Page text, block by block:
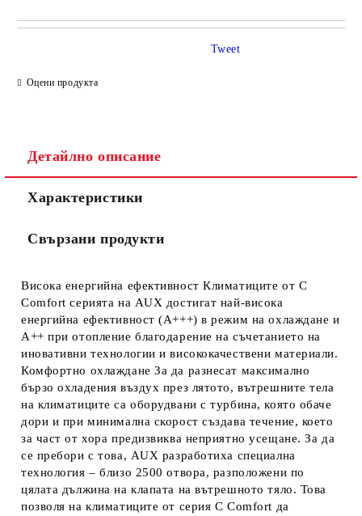
САМО ПОПЪЛНЕТЕ 4 ПОЛЕТА
Съгласен съм сПолитиката за лични данни
Ние ще се свържем с вас в рамките на работния ден.
Оцени продукта
Tweet
Детайлно описание
Характеристики
Свързани продукти
Висока енергийна ефективност Климатиците от C
Comfort серията на AUX достигат най-висока
енергийна ефективност (А+++) в режим на охлаждане и
А++ при отопление благодарение на съчетанието на
иновативни технологии и висококачествени материали.
Комфортно охлаждане За да разнесат максимално
бързо охладения въздух през лятото, вътрешните тела
на климатиците са оборудвани с турбина, която обаче
дори и при минимална скорост създава течение, което
за част от хора предизвиква неприятно усещане. За да
се пребори с това, AUX разработиха специална
технология – близо 2500 отвора, разположени по
цялата дължина на клапата на вътрешното тяло. Това
позволя на климатиците от серия C Comfort да